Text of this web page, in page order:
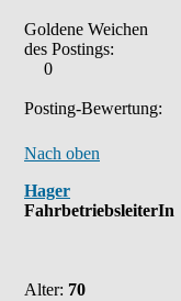
Goldene Weichen
des Postings:
0
Posting-Bewertung:
Nach oben
Hager
FahrbetriebsleiterIn
Alter: 70